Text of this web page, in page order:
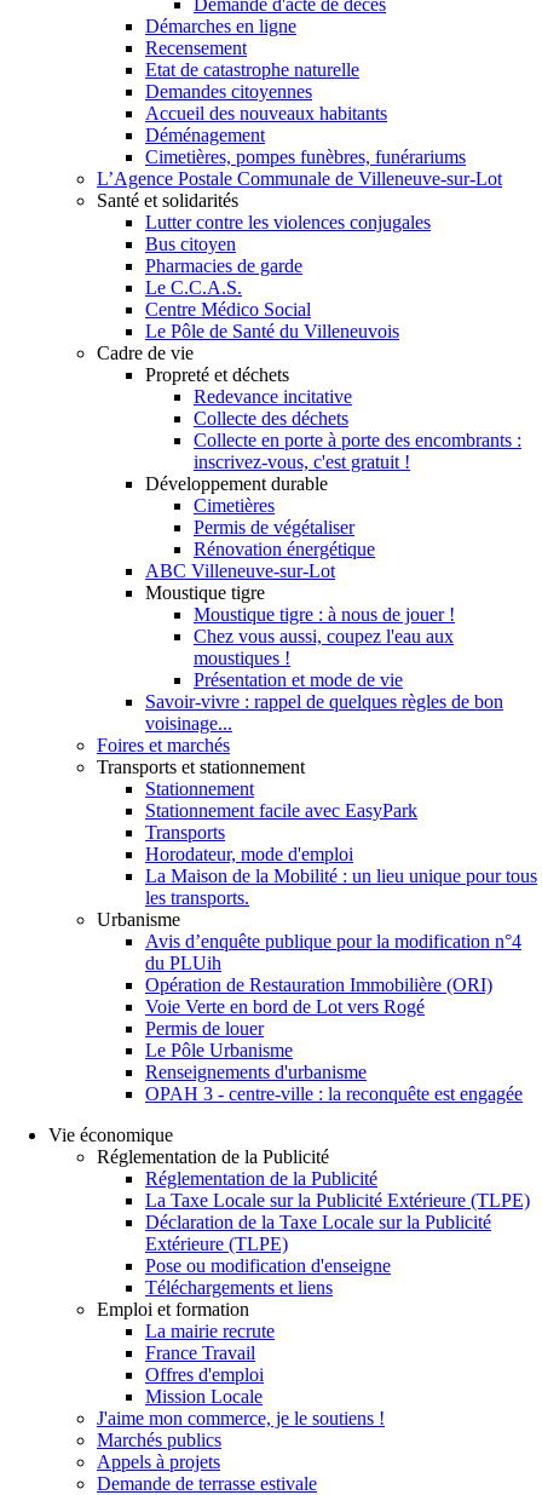
Demande d'acte de décès
Démarches en ligne
Recensement
Etat de catastrophe naturelle
Demandes citoyennes
Accueil des nouveaux habitants
Déménagement
Cimetières, pompes funèbres, funérariums
L’Agence Postale Communale de Villeneuve-sur-Lot
Santé et solidarités
Lutter contre les violences conjugales
Bus citoyen
Pharmacies de garde
Le C.C.A.S.
Centre Médico Social
Le Pôle de Santé du Villeneuvois
Cadre de vie
Propreté et déchets
Redevance incitative
Collecte des déchets
Collecte en porte à porte des encombrants :
inscrivez-vous, c'est gratuit !
Développement durable
Cimetières
Permis de végétaliser
Rénovation énergétique
ABC Villeneuve-sur-Lot
Moustique tigre
Moustique tigre : à nous de jouer !
Chez vous aussi, coupez l'eau aux
moustiques !
Présentation et mode de vie
Savoir-vivre : rappel de quelques règles de bon
voisinage...
Foires et marchés
Transports et stationnement
Stationnement
Stationnement facile avec EasyPark
Transports
Horodateur, mode d'emploi
La Maison de la Mobilité : un lieu unique pour tous
les transports.
Urbanisme
Avis d’enquête publique pour la modification n°4
du PLUih
Opération de Restauration Immobilière (ORI)
Voie Verte en bord de Lot vers Rogé
Permis de louer
Le Pôle Urbanisme
Renseignements d'urbanisme
OPAH 3 - centre-ville : la reconquête est engagée
Vie économique
Réglementation de la Publicité
Réglementation de la Publicité
La Taxe Locale sur la Publicité Extérieure (TLPE)
Déclaration de la Taxe Locale sur la Publicité
Extérieure (TLPE)
Pose ou modification d'enseigne
Téléchargements et liens
Emploi et formation
La mairie recrute
France Travail
Offres d'emploi
Mission Locale
J'aime mon commerce, je le soutiens !
Marchés publics
Appels à projets
Demande de terrasse estivale